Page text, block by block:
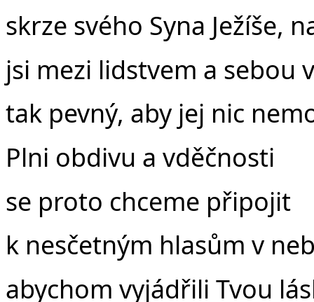
skrze svého Syna Ježíše,
jsi mezi lidstvem a sebou
tak pevný, aby jej nic
Plni obdivu a vděčnosti
se proto chceme připojit
k nesčetným hlasům v
abychom vyjádřili Tvou